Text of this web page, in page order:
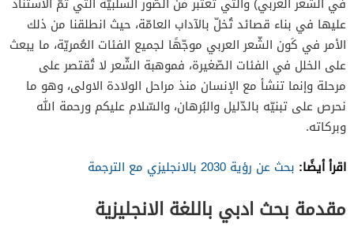
عليها في بناء قصائد تُخلّ بالآداب العامّة، حيث انطلقنا من ذلك
الأمر في كَون الشّعر العربي موجّهًا لجميع الفئات العُمريّة، ما يبعث
على الخلل في الفئات الصّغيرة، فموهبة الشّعر لا تُقتصر على
مرحلة وإنما تنشأ مع الإنسان منذ مراحل الولادة الاولى، وهو ما
نحرص على تبنيّه بالدّليل والبُرهان، والسّلام عليكم ورحمة الله
وبركاته.
اقرأ أيضًا: بحث عن رؤية 2030 بالانجليزي مع الترجمة
مقدمة بحث ادبي باللغة الانجليزية